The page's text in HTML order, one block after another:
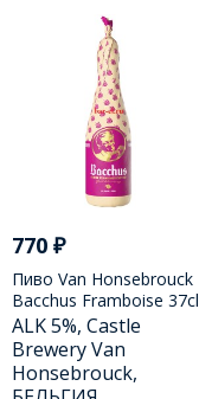
770 ₽
Пиво Van Honsebrouck
Bacchus Framboise 37cl
/ Ван Хонзебрук Бахус
Фрамбуаз 375 МЛ
ALK 5%, Castle
Brewery Van
Honsebrouck,